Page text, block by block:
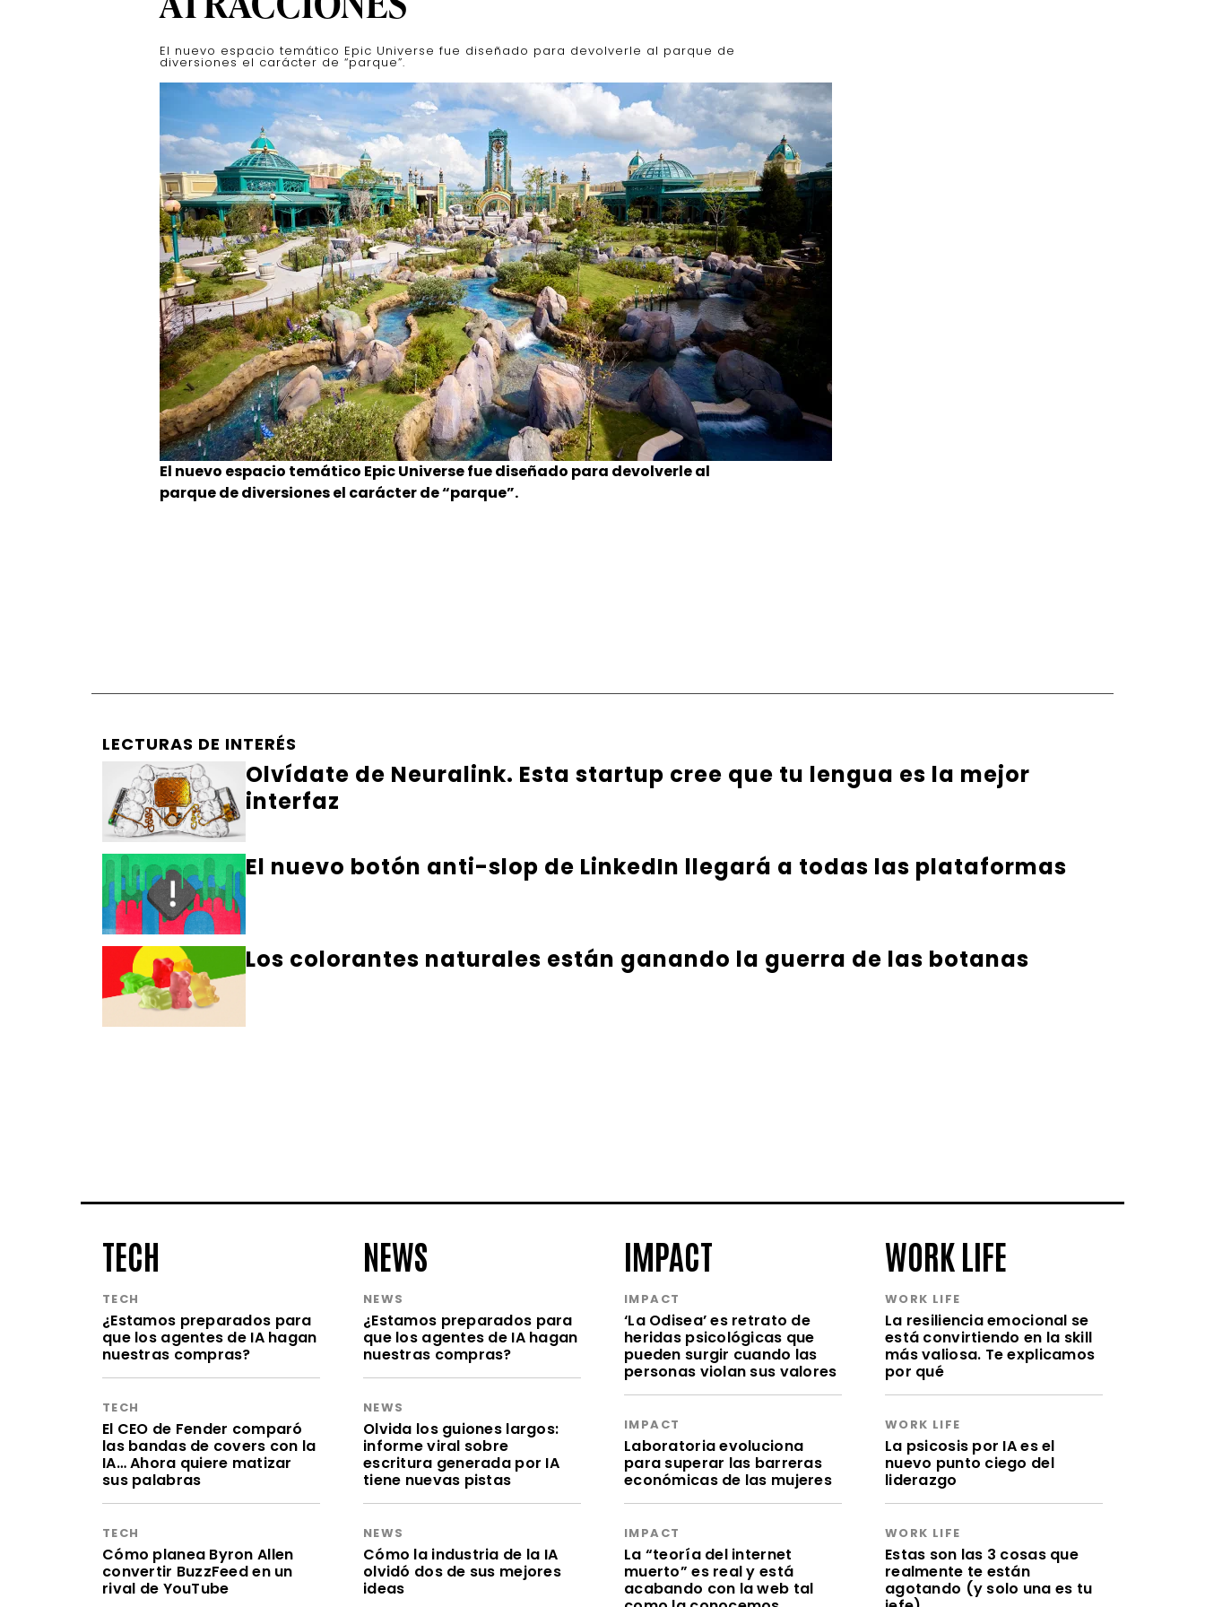
El nuevo espacio temático Epic Universe fue diseñado para devolverle al parque de
diversiones el carácter de “parque”.
El nuevo espacio temático Epic Universe fue diseñado para devolverle al
parque de diversiones el carácter de “parque”.
LECTURAS DE INTERÉS
Olvídate de Neuralink. Esta startup cree que tu lengua es la mejor
interfaz
El nuevo botón anti-slop de LinkedIn llegará a todas las plataformas
Los colorantes naturales están ganando la guerra de las botanas
TECH
TECH
¿Estamos preparados para
que los agentes de IA hagan
nuestras compras?
TECH
El CEO de Fender comparó
las bandas de covers con la
IA… Ahora quiere matizar
sus palabras
TECH
Cómo planea Byron Allen
convertir BuzzFeed en un
rival de YouTube
NEWS
NEWS
¿Estamos preparados para
que los agentes de IA hagan
nuestras compras?
NEWS
Olvida los guiones largos:
informe viral sobre
escritura generada por IA
tiene nuevas pistas
NEWS
Cómo la industria de la IA
olvidó dos de sus mejores
ideas
IMPACT
IMPACT
‘La Odisea’ es retrato de
heridas psicológicas que
pueden surgir cuando las
personas violan sus valores
IMPACT
Laboratoria evoluciona
para superar las barreras
económicas de las mujeres
IMPACT
La “teoría del internet
muerto” es real y está
acabando con la web tal
WORK LIFE
WORK LIFE
La resiliencia emocional se
está convirtiendo en la skill
más valiosa. Te explicamos
por qué
WORK LIFE
La psicosis por IA es el
nuevo punto ciego del
liderazgo
WORK LIFE
Estas son las 3 cosas que
realmente te están
agotando (y solo una es tu